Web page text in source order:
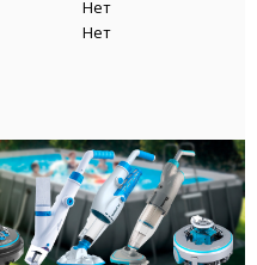
Нет
Нет